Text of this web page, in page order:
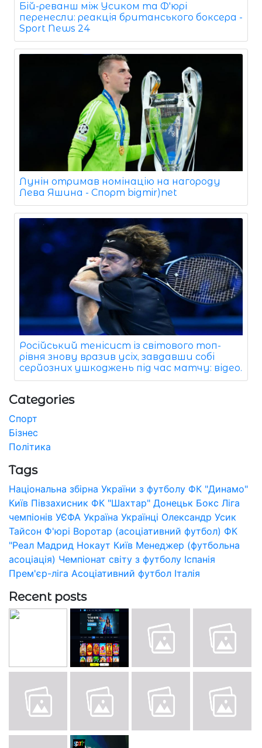
Бій-реванш між Усиком та Ф'юрі
перенесли: реакція британського боксера -
Sport News 24
Лунін отримав номінацію на нагороду
Лева Яшина - Спорт bigmir)net
Російський тенісист із світового топ-
рівня знову вразив усіх, завдавши собі
серйозних ушкоджень під час матчу: відео.
Categories
Спорт
Бізнес
Політика
Tags
Національна збірна України з футболу ФК "Динамо"
Київ Півзахисник ФК "Шахтар" Донецьк Бокс Ліга
чемпіонів УЄФА Україна Українці Олександр Усик
Тайсон Ф'юрі Воротар (асоціативний футбол) ФК
"Реал Мадрид Нокаут Київ Менеджер (футбольна
асоціація) Чемпіонат світу з футболу Іспанія
Прем'єр-ліга Асоціативний футбол Італія
Recent posts